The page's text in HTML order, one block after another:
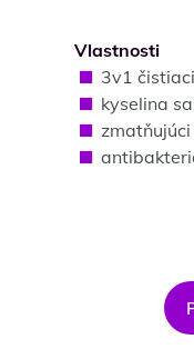
Vlastnosti
3v1
kyselina